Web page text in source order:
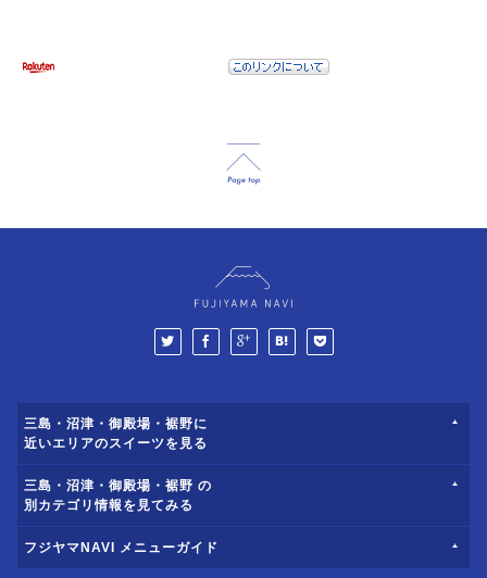
三島・沼津・御殿場・裾野に
近いエリアのスイーツを見る
三島・沼津・御殿場・裾野 の
別カテゴリ情報を見てみる
フジヤマNAVI メニューガイド